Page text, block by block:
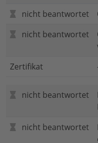
nicht beantwortet
nicht beantwortet
Zertifikat
nicht beantwortet
nicht beantwortet